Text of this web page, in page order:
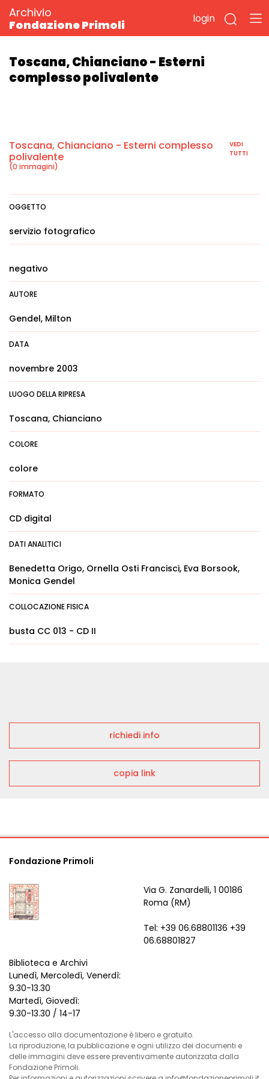
Archivio
Fondazione Primoli
login
Toscana, Chianciano - Esterni
complesso polivalente
Toscana, Chianciano - Esterni complesso
polivalente
(0 immagini)
VEDI
TUTTI
OGGETTO
servizio fotografico
negativo
AUTORE
Gendel, Milton
DATA
novembre 2003
LUOGO DELLA RIPRESA
Toscana, Chianciano
COLORE
colore
FORMATO
CD digital
DATI ANALITICI
Benedetta Origo, Ornella Osti Francisci, Eva Borsook,
Monica Gendel
COLLOCAZIONE FISICA
busta CC 013 - CD II
richiedi info
copia link
Fondazione Primoli
Via G. Zanardelli, 1 00186
Roma (RM)
Tel: +39 06.68801136 +39
06.68801827
Biblioteca e Archivi
Lunedì, Mercoledì, Venerdì:
9.30-13.30
Martedì, Giovedì:
9.30-13.30 / 14-17
L'accesso alla documentazione è libero e gratuito.
La riproduzione, la pubblicazione e ogni utilizzo dei documenti e
delle immagini deve essere preventivamente autorizzata dalla
Fondazione Primoli.